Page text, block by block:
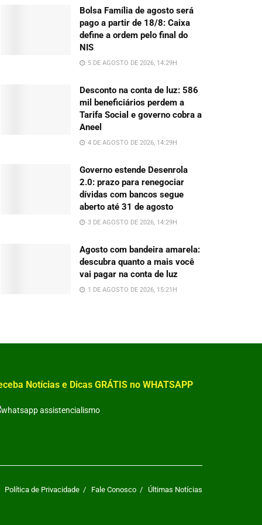
Bolsa Família de agosto será
pago a partir de 18/8: Caixa
define a ordem pelo final do
NIS
5 DE AGOSTO DE 2026, 14:29H
Desconto na conta de luz: 586
mil beneficiários perdem a
Tarifa Social e governo cobra a
Aneel
4 DE AGOSTO DE 2026, 14:29H
Governo estende Desenrola
2.0: prazo para renegociar
dívidas com bancos segue
aberto até 31 de agosto
3 DE AGOSTO DE 2026, 14:29H
Agosto com bandeira amarela:
descubra quanto a mais você
vai pagar na conta de luz
1 DE AGOSTO DE 2026, 15:21H
Notícias e Dicas GRÁTIS no WHATSAPP
Política de Privacidade Fale Conosco Últimas Notícias